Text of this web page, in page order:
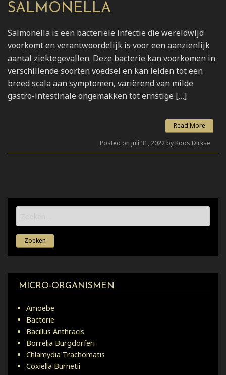
SALMONELLA
Salmonella is een bacteriële infectie die wereldwijd
voorkomt en verantwoordelijk is voor een aanzienlijk
aantal ziektegevallen. Deze bacterie kan voorkomen in
verschillende soorten voedsel en kan leiden tot een
breed scala aan symptomen, variërend van milde
gastro-intestinale ongemakken tot ernstige […]
Read More
Posted on juli 31, 2022 by Koos Dirkse
naar:
MICRO-ORGANISMEN
Amoebe
Bacterie
Bacillus Anthracis
Borrelia Burgdorferi
Chlamydia Trachomatis
Coxiella Burnetii